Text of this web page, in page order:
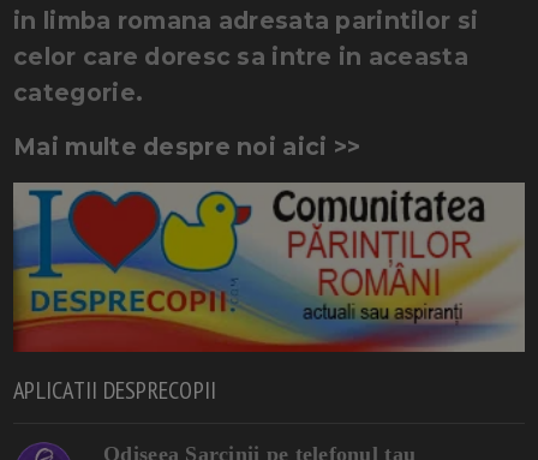
in limba romana adresata parintilor si
celor care doresc sa intre in aceasta
categorie.
Mai multe despre noi aici >>
APLICATII DESPRECOPII
Odiseea Sarcinii pe telefonul tau